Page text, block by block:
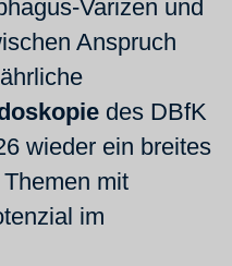
Varizen und
Anspruch
des DBfK
wieder ein breites
mit
im